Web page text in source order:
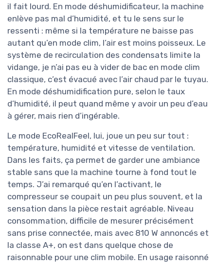
il fait lourd. En mode déshumidificateur, la machine
enlève pas mal d’humidité, et tu le sens sur le
ressenti : même si la température ne baisse pas
autant qu’en mode clim, l’air est moins poisseux. Le
système de recirculation des condensats limite la
vidange, je n’ai pas eu à vider de bac en mode clim
classique, c’est évacué avec l’air chaud par le tuyau.
En mode déshumidification pure, selon le taux
d’humidité, il peut quand même y avoir un peu d’eau
à gérer, mais rien d’ingérable.
Le mode EcoRealFeel, lui, joue un peu sur tout :
température, humidité et vitesse de ventilation.
Dans les faits, ça permet de garder une ambiance
stable sans que la machine tourne à fond tout le
temps. J’ai remarqué qu’en l’activant, le
compresseur se coupait un peu plus souvent, et la
sensation dans la pièce restait agréable. Niveau
consommation, difficile de mesurer précisément
sans prise connectée, mais avec 810 W annoncés et
la classe A+, on est dans quelque chose de
raisonnable pour une clim mobile. En usage raisonné